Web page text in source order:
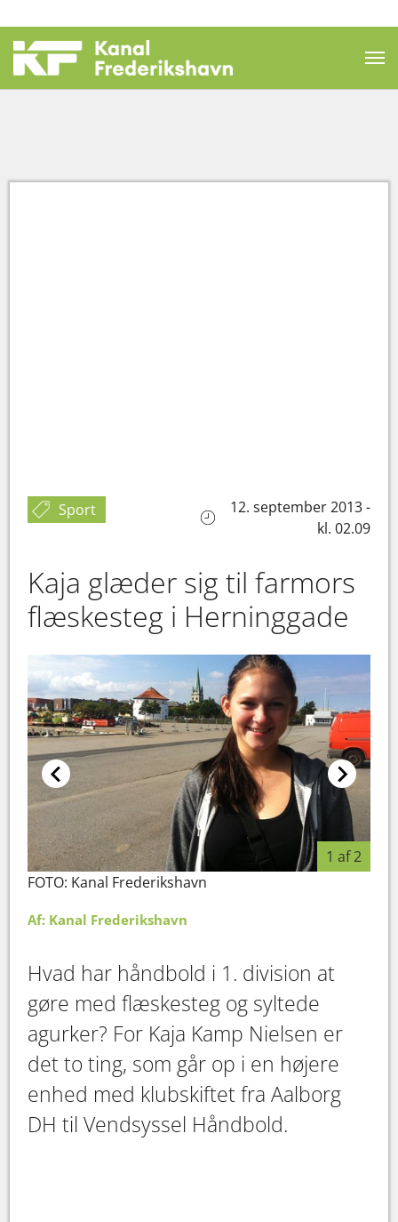
Sport
12. september 2013 -
kl. 02.09
Kaja glæder sig til farmors
flæskesteg i Herninggade
1 af 2
FOTO: Kanal Frederikshavn
Af: Kanal Frederikshavn
Hvad har håndbold i 1. division at
gøre med flæskesteg og syltede
agurker? For Kaja Kamp Nielsen er
det to ting, som går op i en højere
enhed med klubskiftet fra Aalborg
DH til Vendsyssel Håndbold.